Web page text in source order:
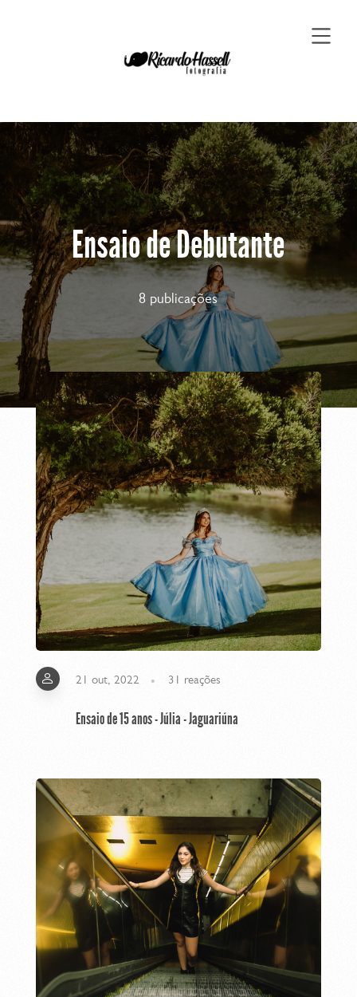
Ensaio de Debutante
8 publicações
21 out, 2022 31 reações
Ensaio de 15 anos - Júlia - Jaguariúna